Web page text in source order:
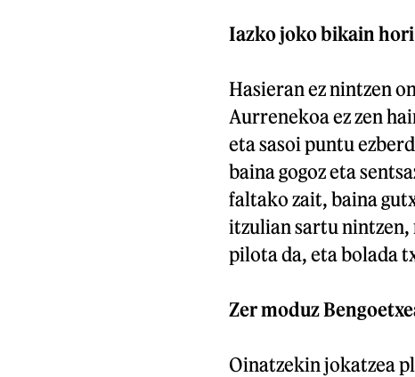
Iazko joko bikain
Hasieran ez nintzen
Aurrenekoa ez zen
eta sasoi puntu
baina gogoz eta
faltako zait, baina
itzulian sartu nintzen,
pilota da, eta bolada
Zer moduz
Oinatzekin jokatzea